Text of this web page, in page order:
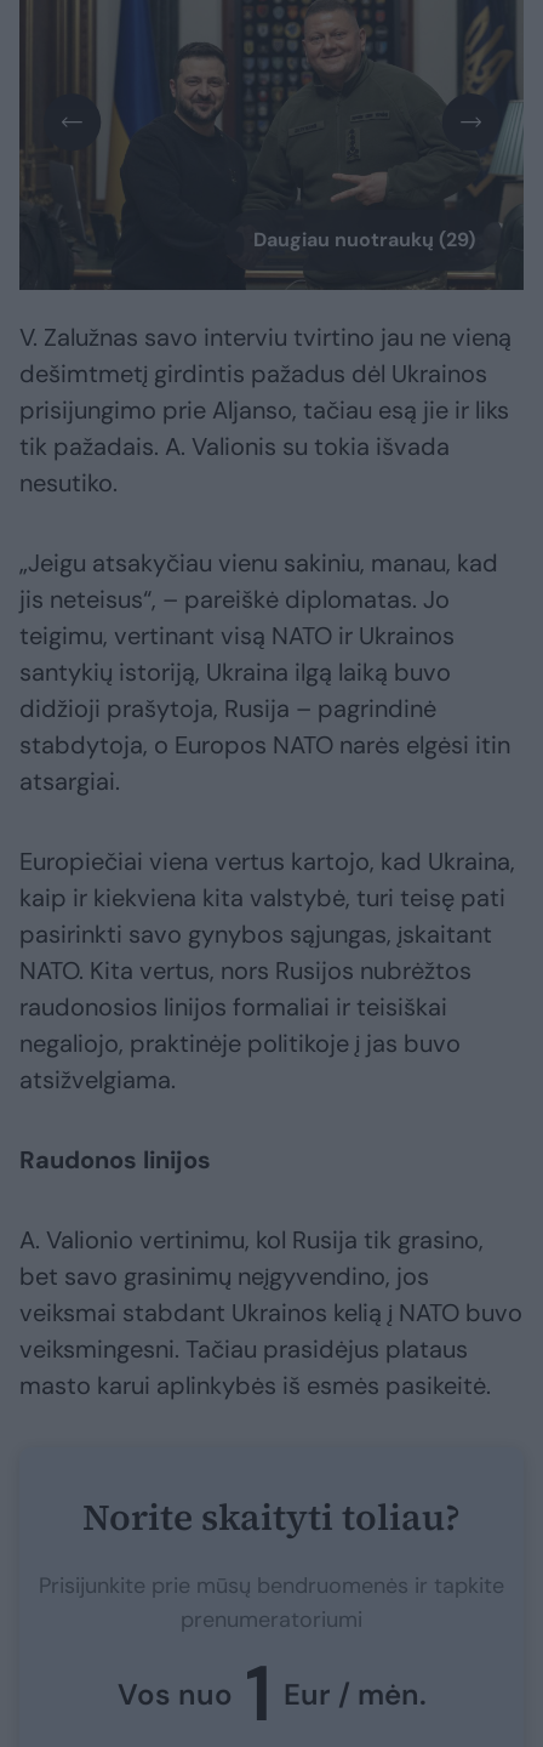
Daugiau nuotraukų (29)
V. Zalužnas savo interviu tvirtino jau ne vieną
dešimtmetį girdintis pažadus dėl Ukrainos
prisijungimo prie Aljanso, tačiau esą jie ir liks
tik pažadais. A. Valionis su tokia išvada
nesutiko.
„Jeigu atsakyčiau vienu sakiniu, manau, kad
jis neteisus“, – pareiškė diplomatas. Jo
teigimu, vertinant visą NATO ir Ukrainos
santykių istoriją, Ukraina ilgą laiką buvo
didžioji prašytoja, Rusija – pagrindinė
stabdytoja, o Europos NATO narės elgėsi itin
atsargiai.
Europiečiai viena vertus kartojo, kad Ukraina,
kaip ir kiekviena kita valstybė, turi teisę pati
pasirinkti savo gynybos sąjungas, įskaitant
NATO. Kita vertus, nors Rusijos nubrėžtos
raudonosios linijos formaliai ir teisiškai
negaliojo, praktinėje politikoje į jas buvo
atsižvelgiama.
Raudonos linijos
A. Valionio vertinimu, kol Rusija tik grasino,
bet savo grasinimų neįgyvendino, jos
veiksmai stabdant Ukrainos kelią į NATO buvo
veiksmingesni. Tačiau prasidėjus plataus
masto karui aplinkybės iš esmės pasikeitė.
Norite skaityti toliau?
Prisijunkite prie mūsų bendruomenės ir tapkite
prenumeratoriumi
Vos nuo 1 Eur / mėn.